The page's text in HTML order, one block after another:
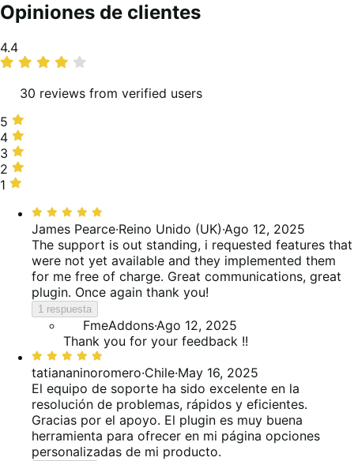
Opiniones de clientes
Promedio
de
4.4
30 reviews from verified users
5
estrellas,
80 %
de
valoraciones
5
4
estrellas,
0 %
de
4
3
estrellas,
10 %
valoraciones
3
2
estrellas,
valoraciones
2
1
10 %
valoraciones
1
Valoración:
5
de
5
James Pearce·Reino Unido (UK)·Ago 12, 2025
The support is out standing, i requested features that
were not yet available and they implemented them
for me free of charge. Great communications, great
plugin. Once again thank you!
1 respuesta
FmeAddons·Ago 12, 2025
Thank you for your feedback !!
Valoración:
5
de
5
tatiananinoromero·Chile·May 16, 2025
El equipo de soporte ha sido excelente en la
resolución de problemas, rápidos y eficientes.
Gracias por el apoyo. El plugin es muy buena
herramienta para ofrecer en mi página opciones
personalizadas de mi producto.